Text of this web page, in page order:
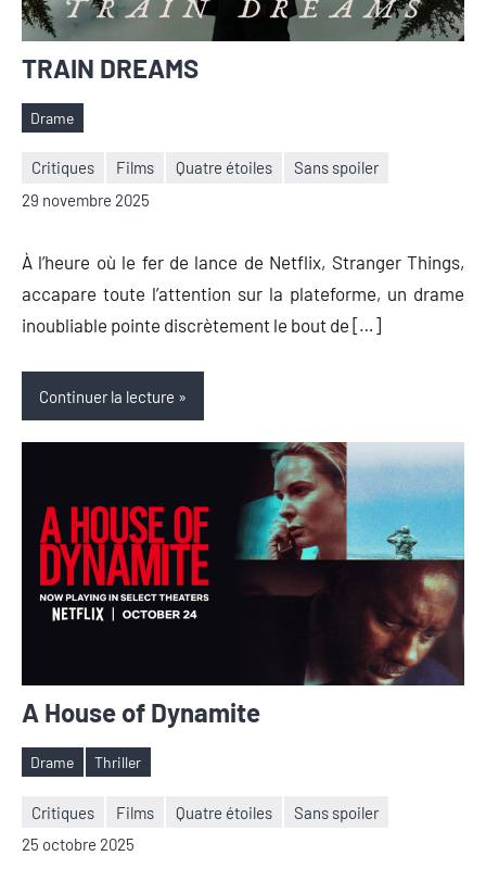
TRAIN DREAMS
Étiquettes
Drame
Critiques Films Quatre étoiles
Sans spoiler
29 novembre 2025
Nicolas
Aucun
À l’heure où le fer de lance de Netflix, Stranger Things,
accapare toute l’attention sur la plateforme, un drame
inoubliable pointe discrètement le bout de […]
Continuer la lecture
A House of Dynamite
Étiquettes
Drame Thriller
Critiques Films Quatre étoiles
Sans spoiler
25 octobre 2025
Nicolas
Aucun